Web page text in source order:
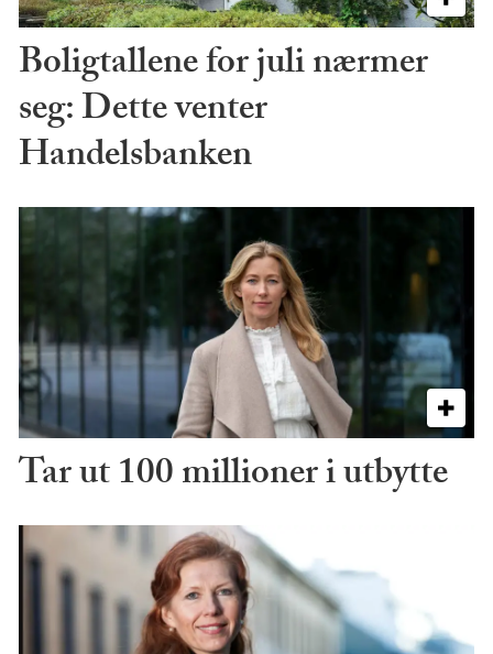
Boligtallene for juli nærmer
seg: Dette venter
Handelsbanken
Tar ut 100 millioner i utbytte